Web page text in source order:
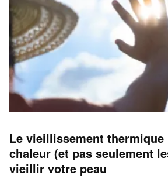
Le vieillissement
chaleur (et pas seulement
vieillir votre peau